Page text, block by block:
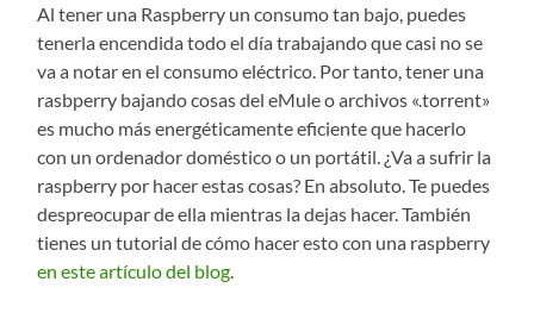
Al tener una Raspberry un consumo tan bajo, puedes
tenerla encendida todo el día trabajando que casi no se
va a notar en el consumo eléctrico. Por tanto, tener una
rasbperry bajando cosas del eMule o archivos «.torrent»
es mucho más energéticamente eficiente que hacerlo
con un ordenador doméstico o un portátil. ¿Va a sufrir la
raspberry por hacer estas cosas? En absoluto. Te puedes
despreocupar de ella mientras la dejas hacer. También
tienes un tutorial de cómo hacer esto con una raspberry
en este artículo del blog